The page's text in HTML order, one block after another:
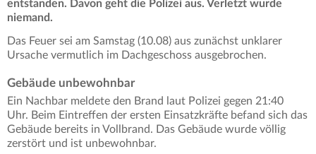
entstanden. Davon geht die Polizei aus. Verletzt wurde
niemand.
Das Feuer sei am Samstag (10.08) aus zunächst unklarer
Ursache vermutlich im Dachgeschoss ausgebrochen.
Gebäude unbewohnbar
Ein Nachbar meldete den Brand laut Polizei gegen 21:40
Uhr. Beim Eintreffen der ersten Einsatzkräfte befand sich das
Gebäude bereits in Vollbrand. Das Gebäude wurde völlig
zerstört und ist unbewohnbar.